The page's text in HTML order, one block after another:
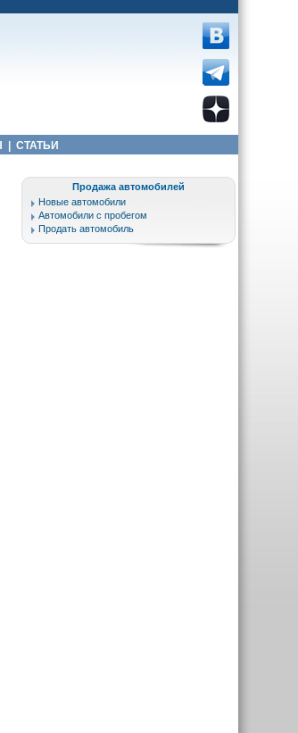
СТАТЬИ
Продажа автомобилей
Новые автомобили
Автомобили с пробегом
Продать автомобиль